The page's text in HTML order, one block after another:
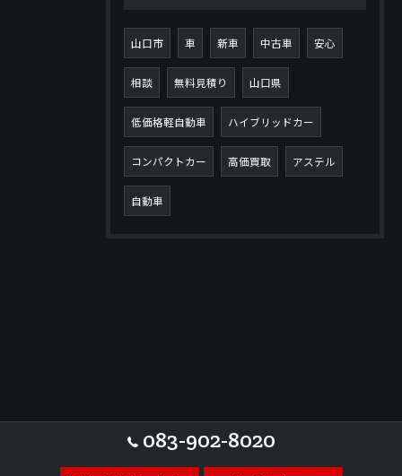
山口市 車 新車 中古車 安心
相談 無料見積り 山口県
低価格軽自動車 ハイブリッドカー
コンパクトカー 高価買取 アステル
自動車
083-902-8020